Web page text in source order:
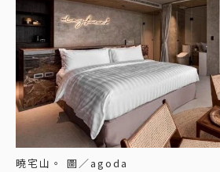
曉宅山。 圖／agoda